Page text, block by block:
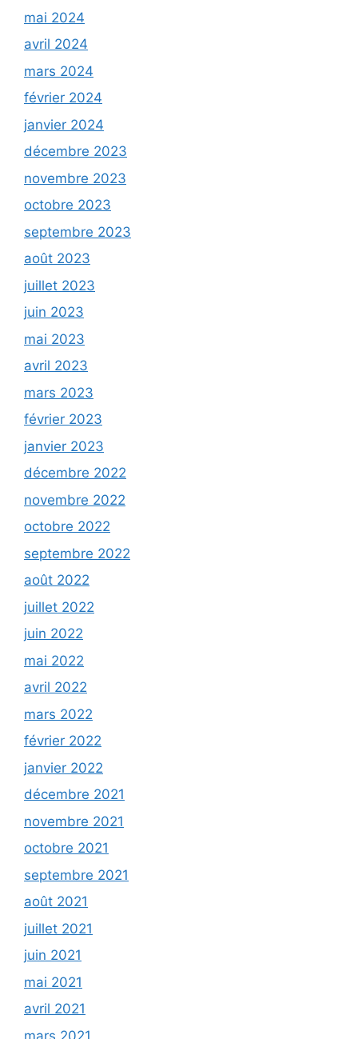
mai 2024
avril 2024
mars 2024
février 2024
janvier 2024
décembre 2023
novembre 2023
octobre 2023
septembre 2023
août 2023
juillet 2023
juin 2023
mai 2023
avril 2023
mars 2023
février 2023
janvier 2023
décembre 2022
novembre 2022
octobre 2022
septembre 2022
août 2022
juillet 2022
juin 2022
mai 2022
avril 2022
mars 2022
février 2022
janvier 2022
décembre 2021
novembre 2021
octobre 2021
septembre 2021
août 2021
juillet 2021
juin 2021
mai 2021
avril 2021
mars 2021